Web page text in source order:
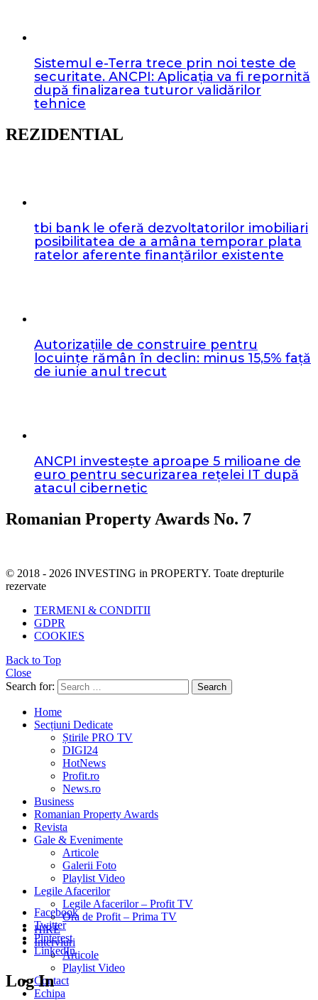
Sistemul e-Terra trece prin noi teste de
securitate. ANCPI: Aplicația va fi repornită
după finalizarea tuturor validărilor
tehnice
REZIDENTIAL
tbi bank le oferă dezvoltatorilor imobiliari
posibilitatea de a amâna temporar plata
ratelor aferente finanțărilor existente
Autorizațiile de construire pentru
locuințe rămân în declin: minus 15,5% față
de iunie anul trecut
ANCPI investește aproape 5 milioane de
euro pentru securizarea rețelei IT după
atacul cibernetic
Romanian Property Awards No. 7
© 2018 - 2026 INVESTING in PROPERTY. Toate drepturile
rezervate
TERMENI & CONDITII
GDPR
COOKIES
Back to Top
Close
Search for:
Search
Home
Secțiuni Dedicate
Știrile PRO TV
DIGI24
HotNews
Profit.ro
News.ro
Business
Romanian Property Awards
Revista
Gale & Evenimente
Articole
Galerii Foto
Playlist Video
Legile Afacerilor
Legile Afacerilor – Profit TV
Ora de Profit – Prima TV
HiRE
Interviuri
Articole
Playlist Video
Contact
Echipa
Facebook
Twitter
Pinterest
LinkedIn
Log In